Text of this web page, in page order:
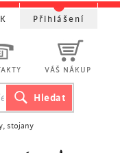
stojany
VÁŠ NÁKUP
Přihlášení